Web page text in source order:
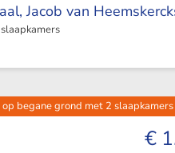
Jacob van
begane grond met 2
€